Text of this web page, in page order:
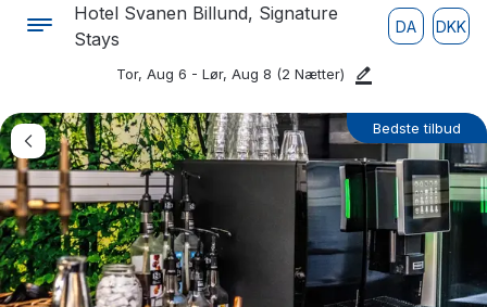
Hotel Svanen Billund, Signature
Stays
DA DKK
Tor, Aug 6 - Lør, Aug 8 (2 Nætter)
Bedste tilbud